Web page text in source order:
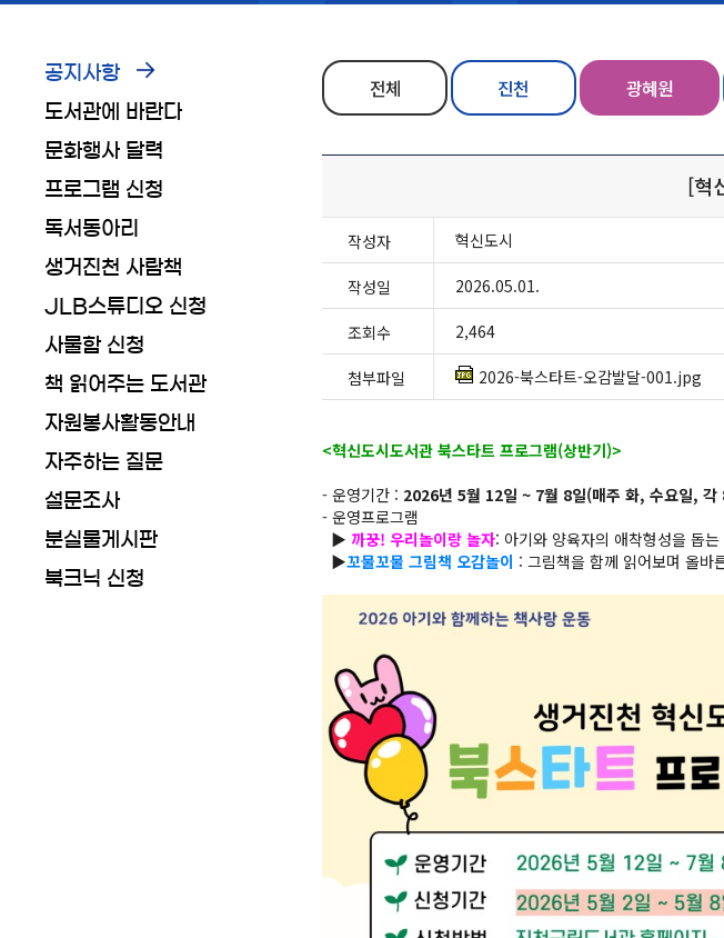
공지사항
도서관에 바란다
문화행사 달력
프로그램 신청
독서동아리
생거진천 사람책
JLB스튜디오 신청
사물함 신청
책 읽어주는 도서관
자원봉사활동안내
자주하는 질문
설문조사
분실물게시판
북크닉 신청
전체 진천 광혜원
[혁
작성자 혁신도시
작성일 2026.05.01.
조회수 2,464
첨부파일 2026-북스타트-오감발달-001.jpg
<혁신도시도서관 북스타트 프로그램(상반기)>
- 운영기간 : 2026년 5월 12일 ~ 7월 8일(매주 화, 수요일, 각
- 운영프로그램
▶까꿍! 우리놀이랑 놀자: 아기와 양육자의 애착형성을 돕
▶꼬물꼬물 그림책 오감놀이 : 그림책을 함께 읽어보며 올바